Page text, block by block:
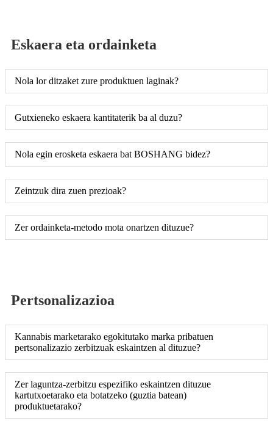
Eskaera eta ordainketa
Nola lor ditzaket zure produktuen laginak?
Gutxieneko eskaera kantitaterik ba al duzu?
Nola egin erosketa eskaera bat BOSHANG bidez?
Zeintzuk dira zuen prezioak?
Zer ordainketa-metodo mota onartzen dituzue?
Pertsonalizazioa
Kannabis marketarako egokitutako marka pribatuen
pertsonalizazio zerbitzuak eskaintzen al dituzue?
Zer laguntza-zerbitzu espezifiko eskaintzen dituzue
kartutxoetarako eta botatzeko (guztia batean)
produktuetarako?